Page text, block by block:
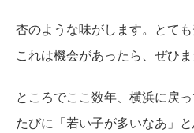
杏のような味がします。とても
これは機会があったら、ぜひ
ところでここ数年、横浜に戻
たびに「若い子が多いなあ」と